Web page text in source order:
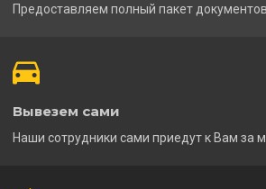
Предоставляем полный пакет
Вывезем сами
Наши сотрудники сами приедут к Вам за